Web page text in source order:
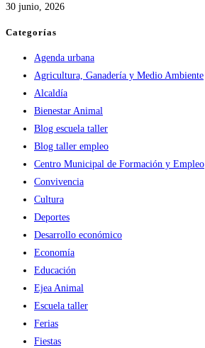
30 junio, 2026
Categorías
Agenda urbana
Agricultura, Ganadería y Medio Ambiente
Alcaldía
Bienestar Animal
Blog escuela taller
Blog taller empleo
Centro Municipal de Formación y Empleo
Convivencia
Cultura
Deportes
Desarrollo económico
Economía
Educación
Ejea Animal
Escuela taller
Ferias
Fiestas